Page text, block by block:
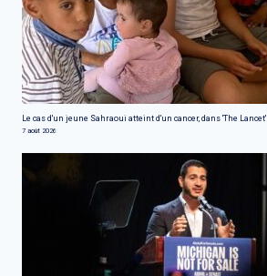
Le cas d'un jeune Sahraoui atteint d'un cancer, dans 'The Lancet'
7 août 2026